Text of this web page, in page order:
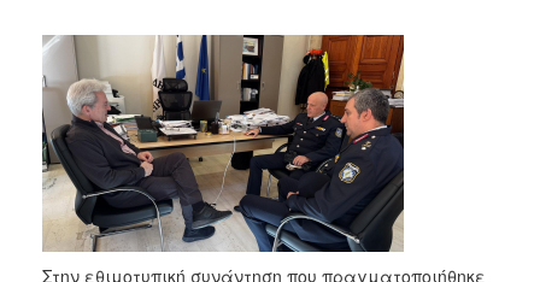
Στην εθιμοτυπική συνάντηση που πραγματοποιήθηκε